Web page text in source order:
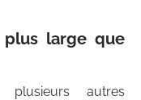
plus large que
autres